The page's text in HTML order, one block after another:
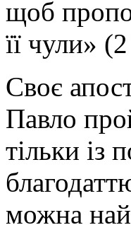
щоб
її чули»
Своє
Павло
тільки із
можна